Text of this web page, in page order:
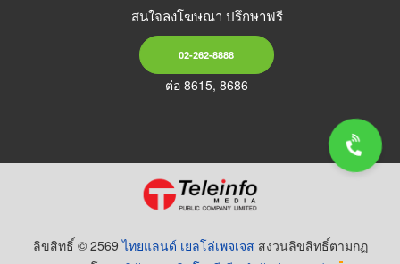
สนใจลงโฆษณา ปรึกษาฟรี
02-262-8888
ต่อ 8615, 8686
ลิขสิทธิ์ © 2569ไทยแลนด์ เยลโล่เพจเจส สงวนลิขสิทธิ์ตามกฏ